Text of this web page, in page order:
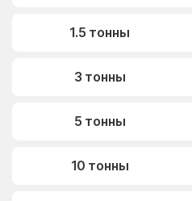
1.5 тонны
3 тонны
5 тонны
10 тонны